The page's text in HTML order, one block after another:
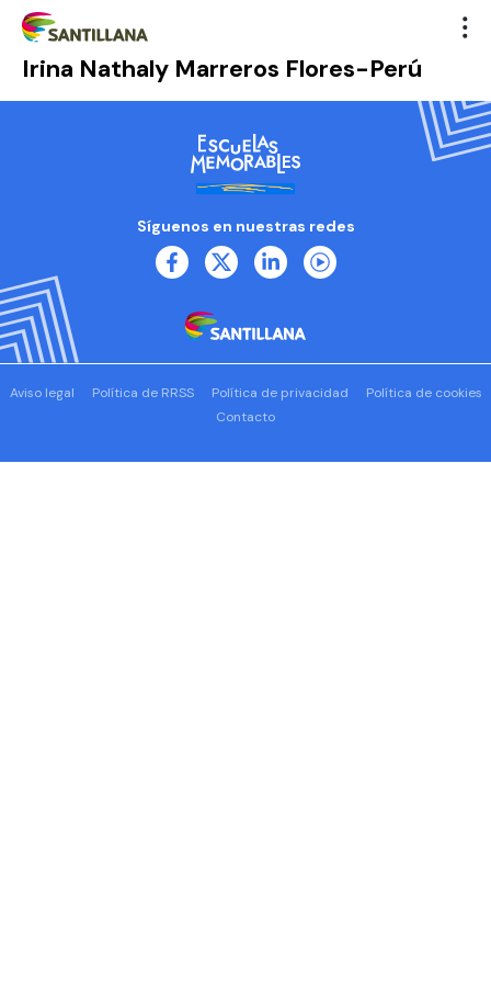
Irina Nathaly Marreros Flores-Perú
Síguenos en nuestras redes
Aviso legal Política de RRSS Política de privacidad
Política de cookies
Contacto